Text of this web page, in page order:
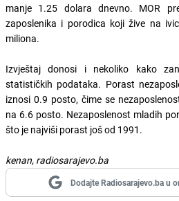
manje 1.25 dolara dnevno. MOR
zaposlenika i porodica koji žive na
miliona.
Izvještaj donosi i nekoliko kako
statističkih podataka. Porast
iznosi 0.9 posto, čime se
na 6.6 posto. Nezaposlenost mladih
što je najviši porast još od 1991.
kenan, radiosarajevo.ba
Dodajte Radiosarajevo.ba u